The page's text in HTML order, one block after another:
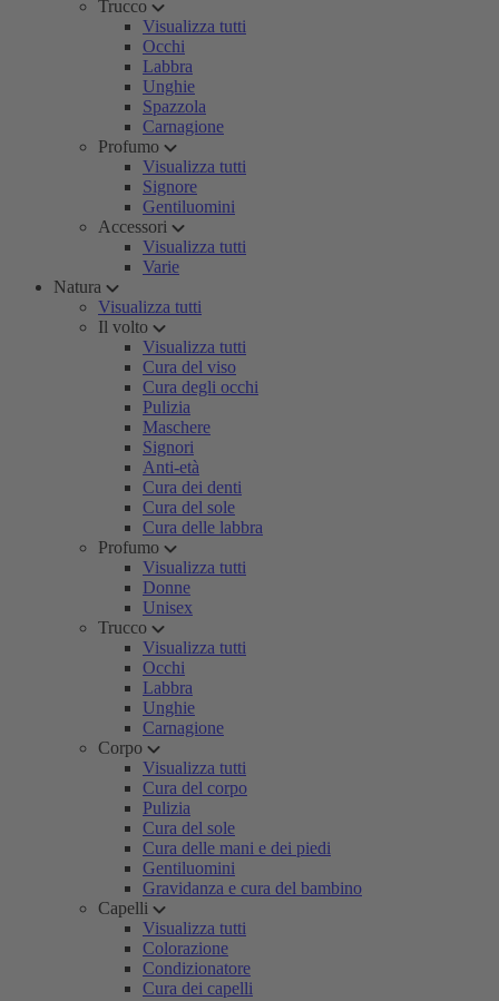
Trucco
Visualizza tutti
Occhi
Labbra
Unghie
Spazzola
Carnagione
Profumo
Visualizza tutti
Signore
Gentiluomini
Accessori
Visualizza tutti
Varie
Natura
Visualizza tutti
Il volto
Visualizza tutti
Cura del viso
Cura degli occhi
Pulizia
Maschere
Signori
Anti-età
Cura dei denti
Cura del sole
Cura delle labbra
Profumo
Visualizza tutti
Donne
Unisex
Trucco
Visualizza tutti
Occhi
Labbra
Unghie
Carnagione
Corpo
Visualizza tutti
Cura del corpo
Pulizia
Cura del sole
Cura delle mani e dei piedi
Gentiluomini
Gravidanza e cura del bambino
Capelli
Visualizza tutti
Colorazione
Condizionatore
Cura dei capelli